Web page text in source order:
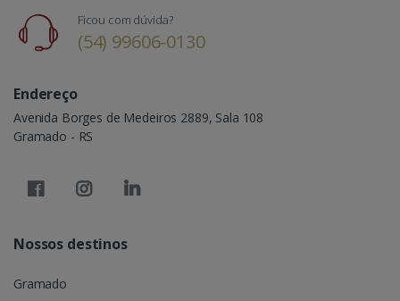
Ficou com dúvida?
(54) 99606-0130
Endereço
Avenida Borges de Medeiros 2889, Sala 108
Gramado - RS
Nossos destinos
Gramado